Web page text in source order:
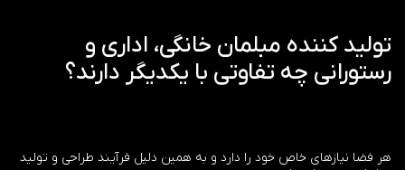
تولید کننده مبلمان خانگی، اداری و
رستورانی چه تفاوتی با یکدیگر دارند؟
هر فضا نیازهای خاص خود را دارد و به همین دلیل فرآیند طراحی و تولید